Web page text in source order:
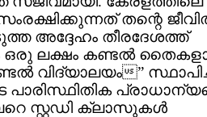
തന്റെ
അദ്ദേഹം തീരദേശത്ത്
ഒരു ലക്ഷം കണ്ടൽ
വിദ്യാലയം”
സ്റ്റഡി ക്ലാസുകൾ